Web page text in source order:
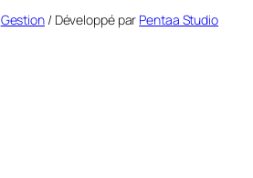
Gestion/ Développé par Pentaa Studio